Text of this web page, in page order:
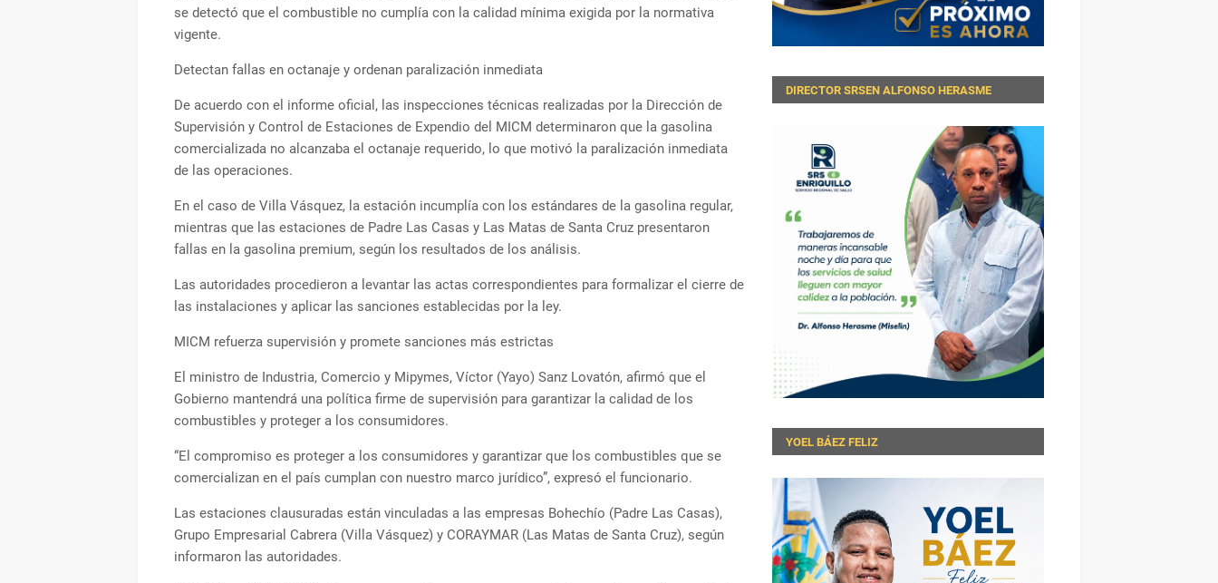
se detectó que el combustible no cumplía con la calidad mínima exigida por la normativa
vigente.
Detectan fallas en octanaje y ordenan paralización inmediata
De acuerdo con el informe oficial, las inspecciones técnicas realizadas por la Dirección de
Supervisión y Control de Estaciones de Expendio del MICM determinaron que la gasolina
comercializada no alcanzaba el octanaje requerido, lo que motivó la paralización inmediata
de las operaciones.
En el caso de Villa Vásquez, la estación incumplía con los estándares de la gasolina regular,
mientras que las estaciones de Padre Las Casas y Las Matas de Santa Cruz presentaron
fallas en la gasolina premium, según los resultados de los análisis.
Las autoridades procedieron a levantar las actas correspondientes para formalizar el cierre de
las instalaciones y aplicar las sanciones establecidas por la ley.
MICM refuerza supervisión y promete sanciones más estrictas
El ministro de Industria, Comercio y Mipymes, Víctor (Yayo) Sanz Lovatón, afirmó que el
Gobierno mantendrá una política firme de supervisión para garantizar la calidad de los
combustibles y proteger a los consumidores.
“El compromiso es proteger a los consumidores y garantizar que los combustibles que se
comercializan en el país cumplan con nuestro marco jurídico”, expresó el funcionario.
Las estaciones clausuradas están vinculadas a las empresas Bohechío (Padre Las Casas),
Grupo Empresarial Cabrera (Villa Vásquez) y CORAYMAR (Las Matas de Santa Cruz), según
informaron las autoridades.
DIRECTOR SRSEN ALFONSO HERASME
YOEL BÁEZ FELIZ